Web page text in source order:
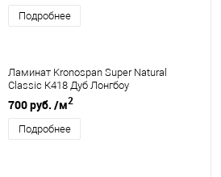
Подробнее
Ламинат Kronospan Super Natural
Classic К418 Дуб Лонгбоу
700 руб. /м2
Подробнее